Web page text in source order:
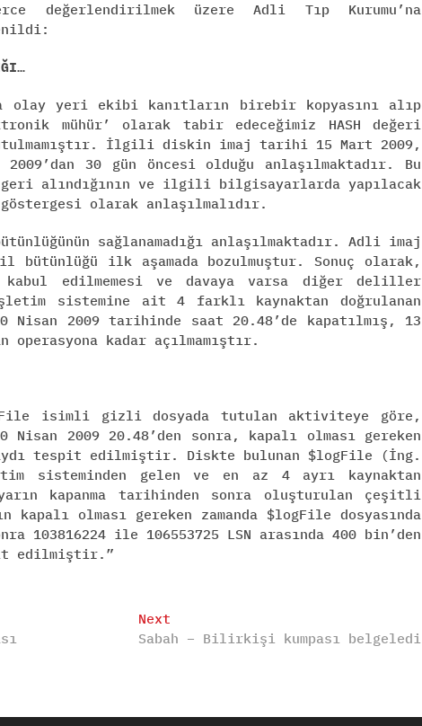
değerlendirilmek üzere Adli Tıp Kurumu’na
olay yeri ekibi kanıtların birebir kopyasını alıp
mühür’ olarak tabir edeceğimiz HASH değeri
İlgili diskin imaj tarihi 15 Mart 2009,
30 gün öncesi olduğu anlaşılmaktadır. Bu
alındığının ve ilgili bilgisayarlarda yapılacak
olarak anlaşılmalıdır.
sağlanamadığı anlaşılmaktadır. Adli imaj
bütünlüğü ilk aşamada bozulmuştur. Sonuç olarak,
edilmemesi ve davaya varsa diğer deliller
sistemine ait 4 farklı kaynaktan doğrulanan
2009 tarihinde saat 20.48’de kapatılmış, 13
operasyona kadar açılmamıştır.
isimli gizli dosyada tutulan aktiviteye göre,
2009 20.48’den sonra, kapalı olması gereken
tespit edilmiştir. Diskte bulunan $logFile (İng.
sisteminden gelen ve en az 4 ayrı kaynaktan
kapanma tarihinden sonra oluşturulan çeşitli
olması gereken zamanda $logFile dosyasında
103816224 ile 106553725 LSN arasında 400 bin’den
edilmiştir.”
Next
post:
Sabah – Bilirkişi kumpası belgeledi